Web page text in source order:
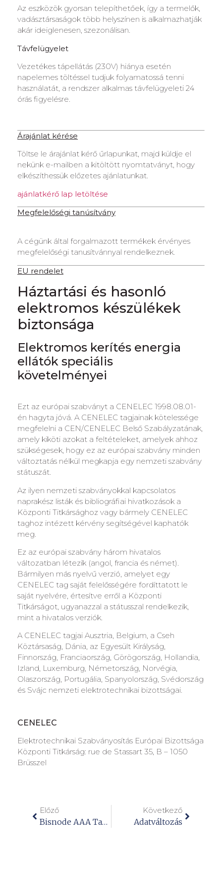
Az eszközök gyorsan telepíthetőek, így a termelők,
vadásztársaságok több helyszínen is alkalmazhatják
akár ideiglenesen, szezonálisan.
Távfelügyelet
Vezetékes tápellátás (230V) hiánya esetén
napelemes töltéssel tudjuk folyamatossá tenni
használatát, a rendszer alkalmas távfelügyeleti 24
órás figyelésre.
Árajánlat kérése
Töltse le árajánlat kérő űrlapunkat, majd küldje el
nekünk e-mailben a kitöltött nyomtatványt, hogy
elkészíthessük előzetes ajánlatunkat.
ajánlatkérő lap letöltése
Megfelelőségi tanúsítvány
A cégünk által forgalmazott termékek érvényes
megfelelőségi tanusítvánnyal rendelkeznek.
EU rendelet
Háztartási és hasonló
elektromos készülékek
biztonsága
Elektromos kerítés energia
ellátók speciális
követelményei
Ezt az európai szabványt a CENELEC 1998.08.01-
én hagyta jóvá. A CENELEC tagjainak kötelessége
megfelelni a CEN/CENELEC Belső Szabályzatának,
amely kiköti azokat a feltételeket, amelyek ahhoz
szükségesek, hogy ez az európai szabvány minden
változtatás nélkül megkapja egy nemzeti szabvány
státuszát.
Az ilyen nemzeti szabványokkal kapcsolatos
naprakész listák és bibliográfiai hivatkozások a
Központi Titkársághoz vagy bármely CENELEC
taghoz intézett kérvény segítségével kaphatók
meg.
Ez az európai szabvány három hivatalos
változatban létezik (angol, francia és német).
Bármilyen más nyelvű verzió, amelyet egy
CENELEC tag saját felelősségére fordíttatott le
saját nyelvére, értesítve erről a Központi
Titkárságot, ugyanazzal a státusszal rendelkezik,
mint a hivatalos verziók.
A CENELEC tagjai Ausztria, Belgium, a Cseh
Köztársaság, Dánia, az Egyesült Királyság,
Finnország, Franciaország, Görögország, Hollandia,
Izland, Luxemburg, Németország, Norvégia,
Olaszország, Portugália, Spanyolország, Svédország
és Svájc nemzeti elektrotechnikai bizottságai.
CENELEC
Elektrotechnikai Szabványosítás Európai Bizottsága
Központi Titkárság: rue de Stassart 35, B – 1050
Brüsszel
Előző
Bisnode AAA Tanúsítvány!
Következő
Adatváltozás